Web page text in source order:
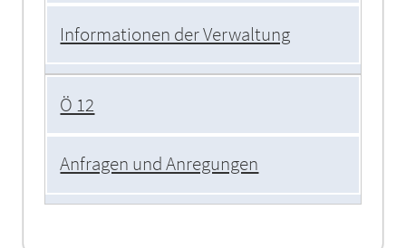
Informationen der Verwaltung
Ö 12
Anfragen und Anregungen